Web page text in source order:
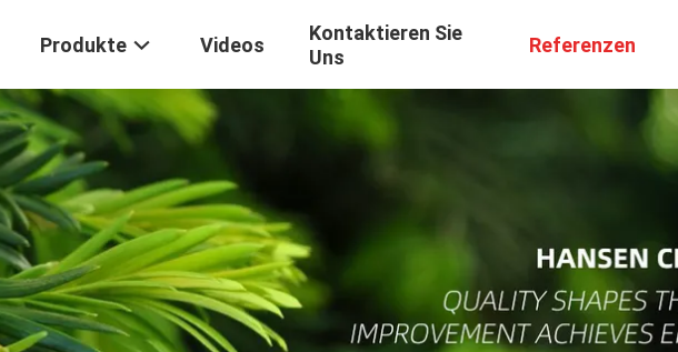
Produkte Videos
Kontaktieren Sie
Uns
Referenzen